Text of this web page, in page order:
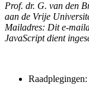
Prof. dr. G. van den
aan de Vrije
Mailadres: Dit e-
JavaScript dient